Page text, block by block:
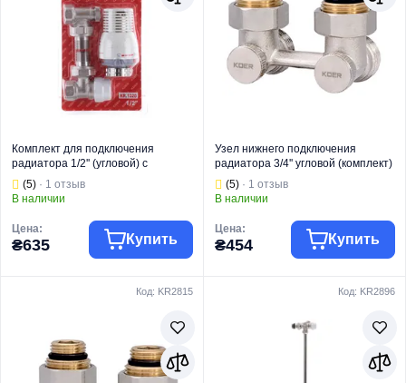
Комплект для подключения
радиатора 1/2'' (угловой) с
термоголовкой Koer KR.1320
(KR2658)
(5) · 1 отзыв
В наличии
Цена:
₴635 Купить
Тип изделия
Радиаторная
арматура
Вид изделия
Термокомплекты
Назначение
Для отопления
Узел нижнего подключения
радиатора 3/4'' угловой (комплект)
Koer KR.1132 (KR2816)
(5)· 1 отзыв
В наличии
Цена:
₴454 Купить
Радиаторная
Вентили для
радиаторов с
Код: KR2815 Код: KR2896